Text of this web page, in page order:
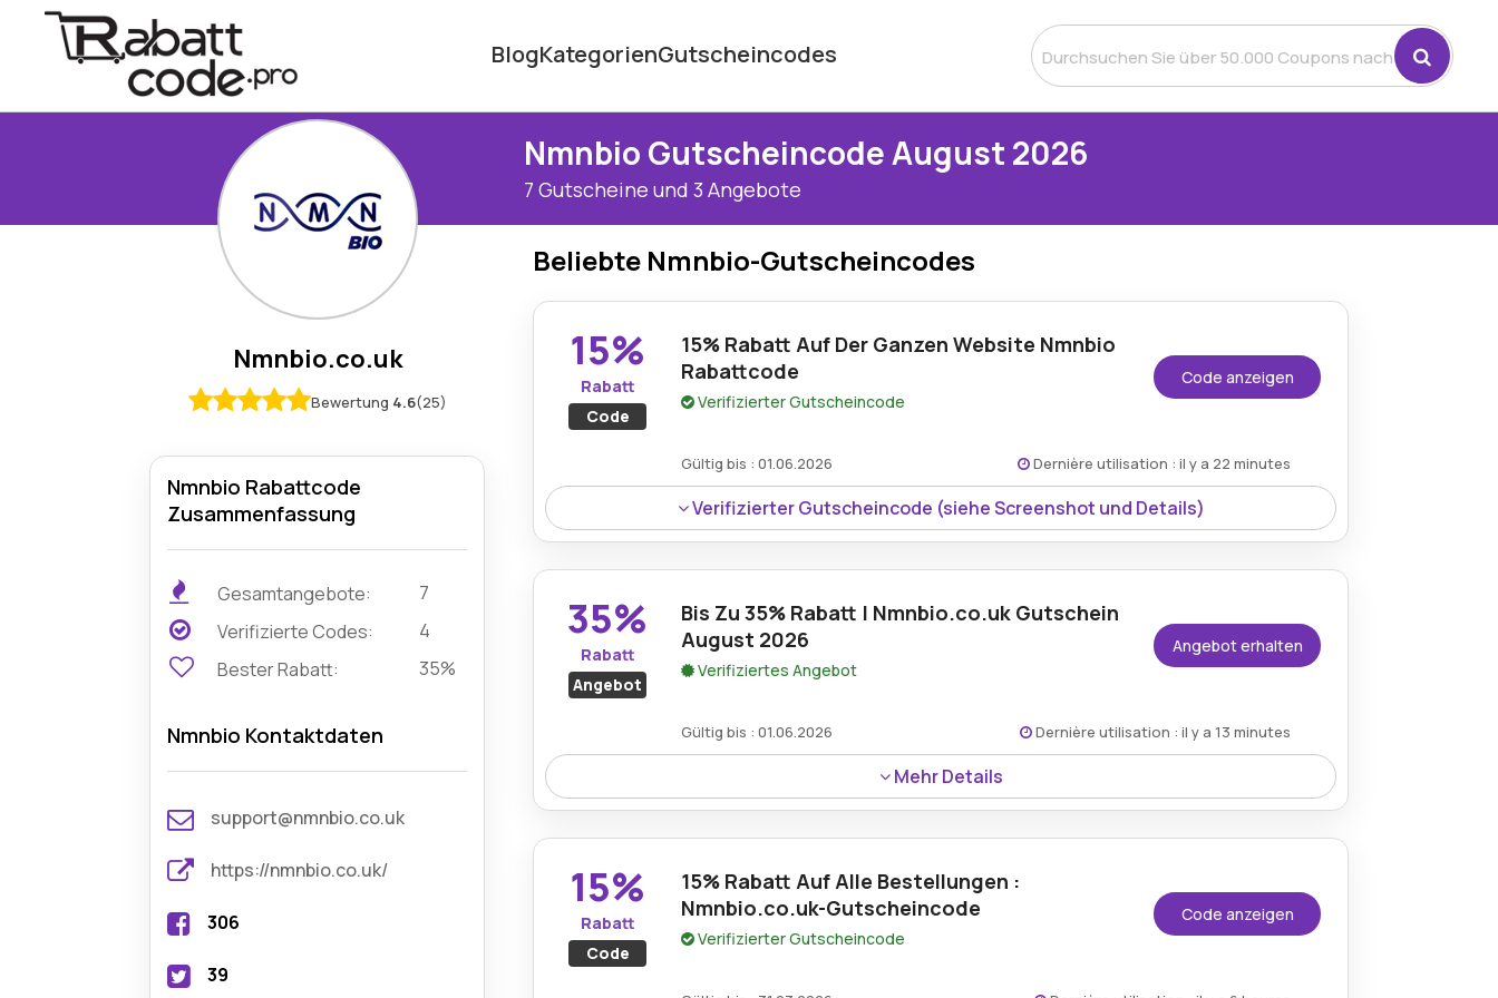
BlogKategorienGutscheincodes
Nmnbio Gutscheincode August 2026
7 Gutscheine und 3 Angebote
Beliebte Nmnbio-Gutscheincodes
15%
Rabatt
Code
15% Rabatt Auf Der Ganzen Website Nmnbio
Rabattcode
Verifizierter Gutscheincode
Code anzeigen
Gültig bis : 01.06.2026 Dernière utilisation : il y a 22 minutes
Verifizierter Gutscheincode (siehe Screenshot und Details)
35%
Rabatt
Angebot
Bis Zu 35% Rabatt | Nmnbio.co.uk Gutschein
August 2026
Verifiziertes Angebot
Angebot erhalten
Gültig bis : 01.06.2026 Dernière utilisation : il y a 13 minutes
Mehr Details
Mindestkaufbetrag: Kein Minimum erforderlich
Berechtigung:Für alle Kunden
15%
Rabatt
Code
15% Rabatt Auf Alle Bestellungen :
Nmnbio.co.uk-Gutscheincode
Verifizierter Gutscheincode
Code anzeigen
Nmnbio.co.uk
Bewertung 4.6(25)
Nmnbio Rabattcode
Zusammenfassung
Gesamtangebote:
7
Verifizierte Codes:
4
Bester Rabatt:
35%
Nmnbio Kontaktdaten
support@nmnbio.co.uk
https://nmnbio.co.uk/
306
39